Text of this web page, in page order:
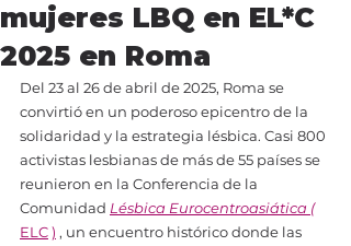
mujeres LBQ en EL*C
2025 en Roma
Del 23 al 26 de abril de 2025, Roma se
convirtió en un poderoso epicentro de la
solidaridad y la estrategia lésbica. Casi 800
activistas lesbianas de más de 55 países se
reunieron en la Conferencia de la
Comunidad Lésbica Eurocentroasiática (
ELC) , un encuentro histórico donde las